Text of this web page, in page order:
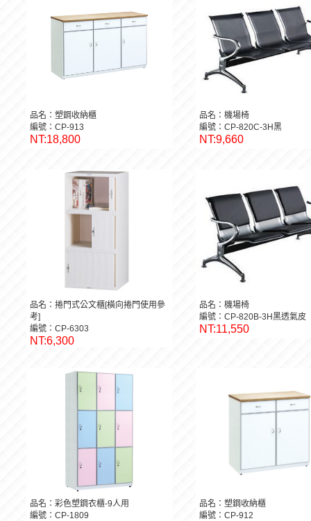
品名：塑鋼收納櫃
編號：CP-913
NT:18,800
品名：機場椅
編號：CP-820C-3H黑
NT:9,660
品名：捲門式公文櫃[橫向捲門使用參
考]
編號：CP-6303
NT:6,300
品名：機場椅
編號：CP-820B-3H黑透氣皮
NT:11,550
品名：彩色塑鋼衣櫃-9人用
編號：CP-1809
品名：塑鋼收納櫃
編號：CP-912